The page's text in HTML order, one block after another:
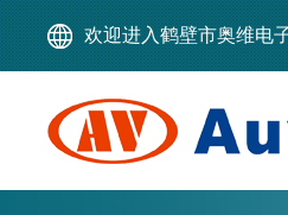
欢迎进入鹤壁市奥维电